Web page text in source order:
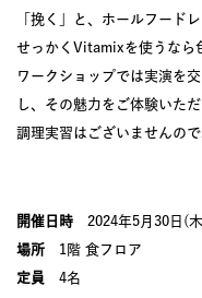
「挽く」と、ホールフード
せっかくVitamixを使うなら
ワークショップでは実演を
し、その魅力をご体験いただ
調理実習はございませんの
開催日時 2024年5月30日(
場所 1階 食フロア
定員 4名